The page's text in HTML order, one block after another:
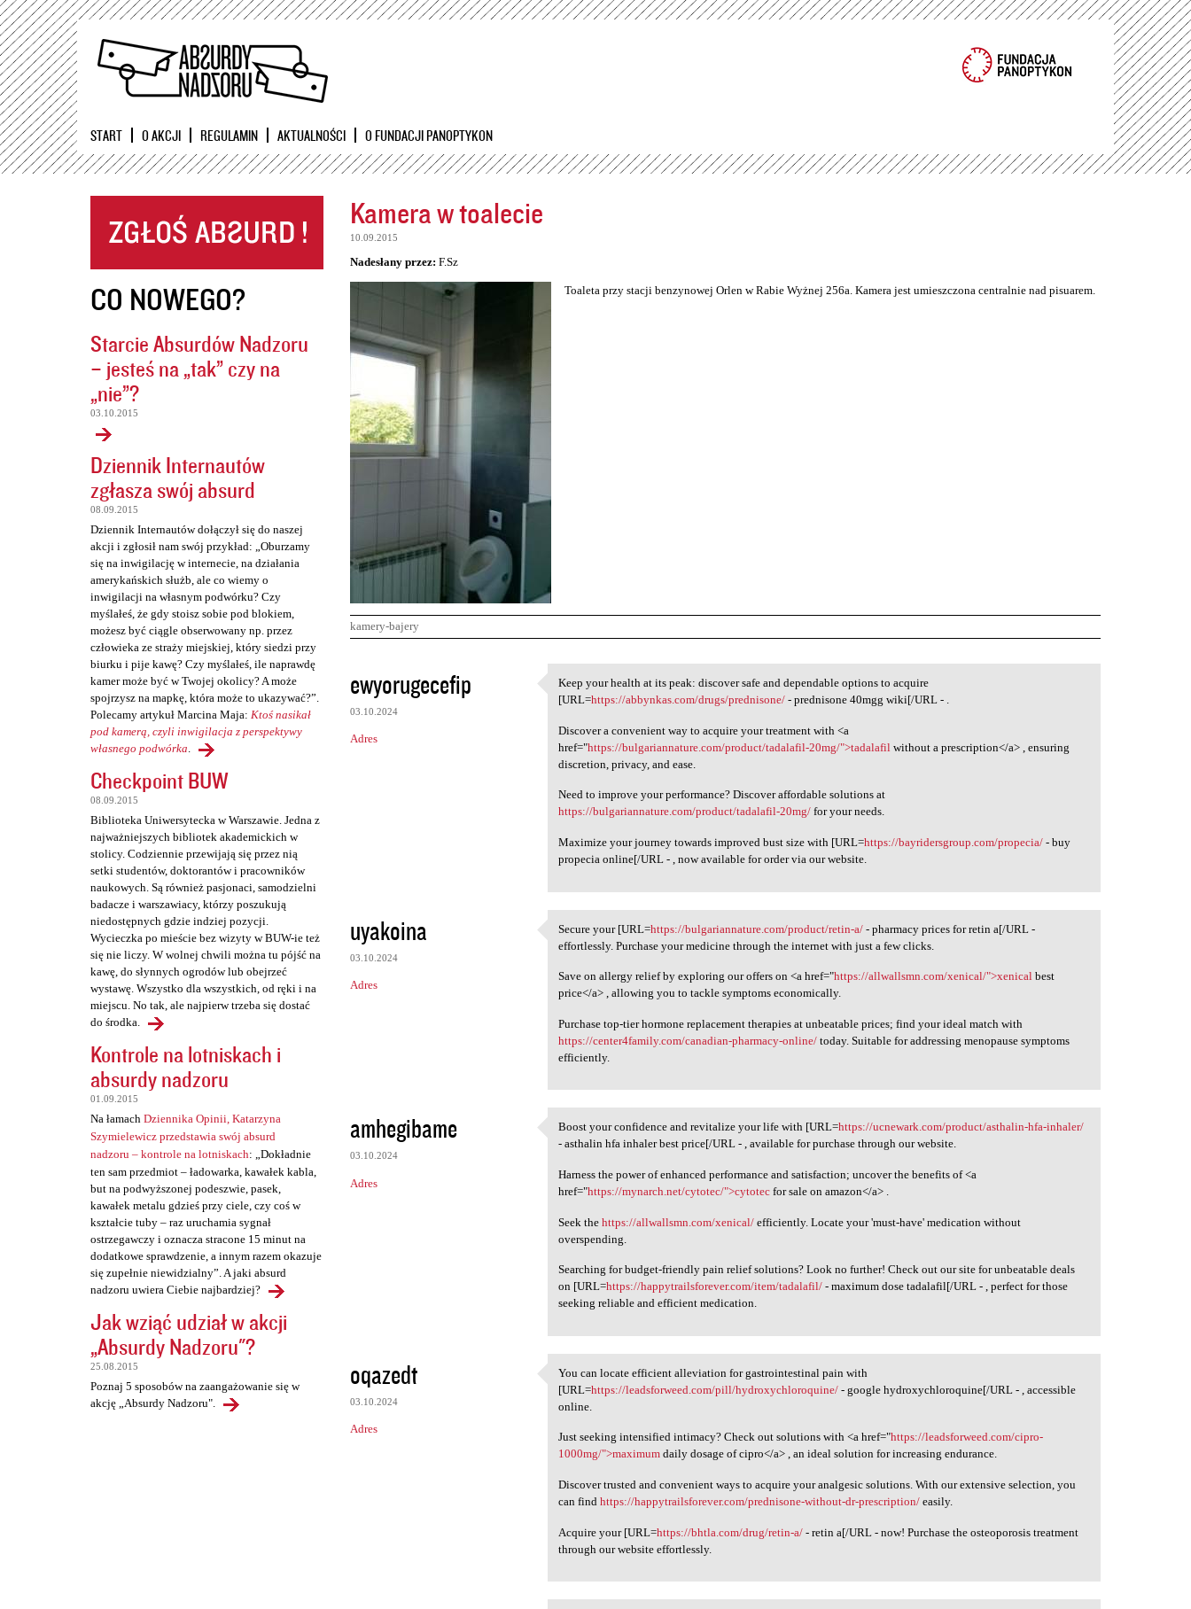
Przejdź
START O AKCJI REGULAMIN AKTUALNOŚCI O FUNDACJI PANOPTYKON
CO NOWEGO?
Starcie Absurdów Nadzoru
– jesteś na „tak” czy na
„nie”?
03.10.2015
Dziennik Internautów
zgłasza swój absurd
08.09.2015
Dziennik Internautów dołączył się do naszej
akcji i zgłosił nam swój przykład: „Oburzamy
się na inwigilację w internecie, na działania
amerykańskich służb, ale co wiemy o
inwigilacji na własnym podwórku? Czy
myślałeś, że gdy stoisz sobie pod blokiem,
możesz być ciągle obserwowany np. przez
człowieka ze straży miejskiej, który siedzi przy
biurku i pije kawę? Czy myślałeś, ile naprawdę
kamer może być w Twojej okolicy? A może
spojrzysz na mapkę, która może to ukazywać?”.
Polecamy artykuł Marcina Maja: Ktoś nasikał
pod kamerą, czyli inwigilacja z perspektywy
własnego podwórka.
Checkpoint BUW
08.09.2015
Biblioteka Uniwersytecka w Warszawie. Jedna z
najważniejszych bibliotek akademickich w
stolicy. Codziennie przewijają się przez nią
setki studentów, doktorantów i pracowników
naukowych. Są również pasjonaci, samodzielni
badacze i warszawiacy, którzy poszukują
niedostępnych gdzie indziej pozycji.
Wycieczka po mieście bez wizyty w BUW-ie też
się nie liczy. W wolnej chwili można tu pójść na
kawę, do słynnych ogrodów lub obejrzeć
wystawę. Wszystko dla wszystkich, od ręki i na
miejscu. No tak, ale najpierw trzeba się dostać
do środka.
Kontrole na lotniskach i
absurdy nadzoru
01.09.2015
Na łamach Dziennika Opinii, Katarzyna
Szymielewicz przedstawia swój absurd
nadzoru – kontrole na lotniskach: „Dokładnie
ten sam przedmiot – ładowarka, kawałek kabla,
but na podwyższonej podeszwie, pasek,
kawałek metalu gdzieś przy ciele, czy coś w
kształcie tuby – raz uruchamia sygnał
ostrzegawczy i oznacza stracone 15 minut na
dodatkowe sprawdzenie, a innym razem okazuje
się zupełnie niewidzialny”. A jaki absurd
nadzoru uwiera Ciebie najbardziej?
Jak wziąć udział w akcji
„Absurdy Nadzoru"?
25.08.2015
Poznaj 5 sposobów na zaangażowanie się w
akcję „Absurdy Nadzoru".
Kamera w toalecie
10.09.2015
Nadesłany przez: F.Sz
Toaleta przy stacji benzynowej Orlen w Rabie Wyżnej 256a. Kamera jest umieszczona centralnie nad pisuarem.
kamery-bajery
K
o
m
e
ewyorugecefip
03.10.2024
Adres
Keep your health at its peak:
Keep your health at its peak: discover safe and dependable options to acquire
[URL=https://abbynkas.com/drugs/prednisone/ - prednisone 40mgg wiki[/URL - .
Discover a convenient way to acquire your treatment with <a
href="https://bulgariannature.com/product/tadalafil-20mg/">tadalafil without a prescription</a> , ensuring
discretion, privacy, and ease.
Need to improve your performance? Discover affordable solutions at
https://bulgariannature.com/product/tadalafil-20mg/ for your needs.
Maximize your journey towards improved bust size with [URL=https://bayridersgroup.com/propecia/ - buy
propecia online[/URL - , now available for order via our website.
uyakoina
03.10.2024
Adres
Secure your [URL=https:/
Secure your [URL=https://bulgariannature.com/product/retin-a/ - pharmacy prices for retin a[/URL -
effortlessly. Purchase your medicine through the internet with just a few clicks.
Save on allergy relief by exploring our offers on <a href="https://allwallsmn.com/xenical/">xenical best
price</a> , allowing you to tackle symptoms economically.
Purchase top-tier hormone replacement therapies at unbeatable prices; find your ideal match with
https://center4family.com/canadian-pharmacy-online/ today. Suitable for addressing menopause symptoms
efficiently.
amhegibame
03.10.2024
Adres
Boost your confidence and
Boost your confidence and revitalize your life with [URL=https://ucnewark.com/product/asthalin-hfa-inhaler/
- asthalin hfa inhaler best price[/URL - , available for purchase through our website.
Harness the power of enhanced performance and satisfaction; uncover the benefits of <a
href="https://mynarch.net/cytotec/">cytotec for sale on amazon</a> .
Seek thehttps://allwallsmn.com/xenical/ efficiently. Locate your 'must-have' medication without
overspending.
Searching for budget-friendly pain relief solutions? Look no further! Check out our site for unbeatable deals
on [URL=https://happytrailsforever.com/item/tadalafil/ - maximum dose tadalafil[/URL - , perfect for those
seeking reliable and efficient medication.
oqazedt
03.10.2024
Adres
You can locate efficient
You can locate efficient alleviation for gastrointestinal pain with
[URL=https://leadsforweed.com/pill/hydroxychloroquine/ - google hydroxychloroquine[/URL - , accessible
online.
Just seeking intensified intimacy? Check out solutions with <a href="https://leadsforweed.com/cipro-
1000mg/">maximum daily dosage of cipro</a> , an ideal solution for increasing endurance.
Discover trusted and convenient ways to acquire your analgesic solutions. With our extensive selection, you
can findhttps://happytrailsforever.com/prednisone-without-dr-prescription/ easily.
Acquire your [URL=https://bhtla.com/drug/retin-a/ - retin a[/URL - now! Purchase the osteoporosis treatment
through our website effortlessly.